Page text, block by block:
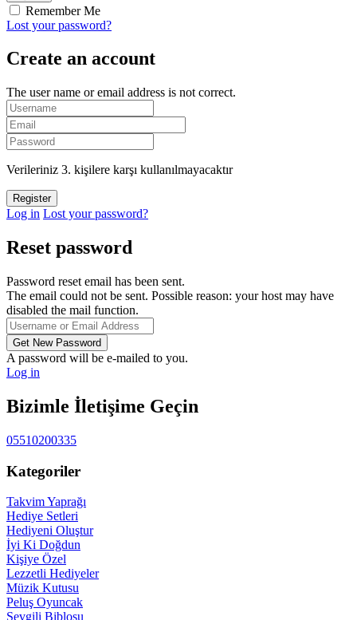
Remember Me
Lost your password?
Create an account
The user name or email address is not correct.
Verileriniz 3. kişilere karşı kullanılmayacaktır
Log in Lost your password?
Reset password
Password reset email has been sent.
The email could not be sent. Possible reason: your host may have
disabled the mail function.
A password will be e-mailed to you.
Log in
Bizimle İletişime Geçin
05510200335
Kategoriler
Takvim Yaprağı
Hediye Setleri
Hediyeni Oluştur
İyi Ki Doğdun
Kişiye Özel
Lezzetli Hediyeler
Müzik Kutusu
Peluş Oyuncak
Sevgili Biblosu